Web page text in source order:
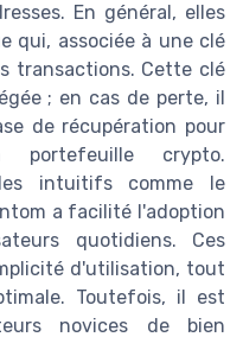
En général, elles
qui, associée à une clé
transactions. Cette clé
; en cas de perte, il
de récupération pour
crypto.
intuitifs comme le
a facilité l'adoption
quotidiens. Ces
d'utilisation, tout
Toutefois, il est
novices de bien